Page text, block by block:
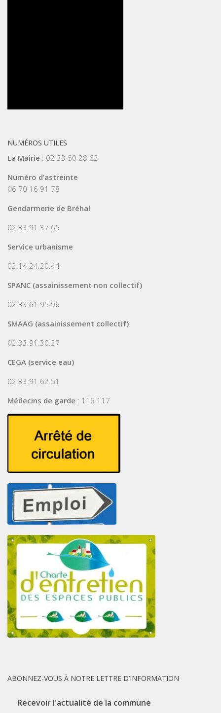
NUMÉROS UTILES
La Mairie : 02 33 50 28 62
Numéro d’astreinte
06 70 16 91 78
Gendarmerie de Bréhal
02 33 91 37 65
Service urbanisme
02.14.24.20.44
SPANC (assainissement non collectif)
02.33.61.95.96
SMAAG (assainissement collectif)
02.33.91.30.27
CEGA (service eau)
02.33.91.62.51
Médecins de garde : 116 117
ABONNEZ-VOUS À NOTRE LETTRE D’INFORMATION
Recevoir l'actualité de la commune